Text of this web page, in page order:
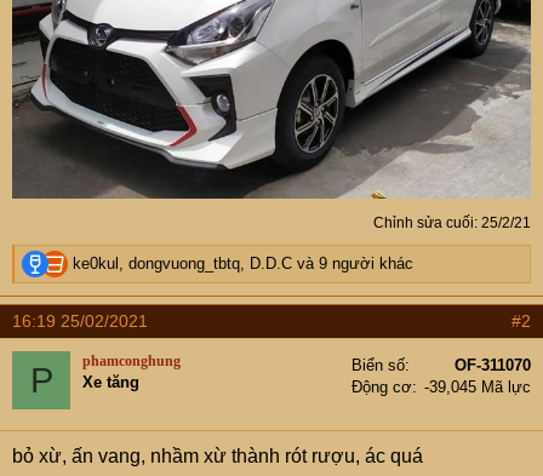
Chỉnh sửa cuối: 25/2/21
R
e
a
c
s
:
ke0kul , dongvuong_tbtq, D.D.C và 9 người khác
16:19 25/02/2021 #2
P phamconghung
Xe tăng
Biển số
OF-311070
Động cơ
-39,045 Mã lực
bỏ xừ, ấn vang, nhầm xừ thành rót rượu, ác quá